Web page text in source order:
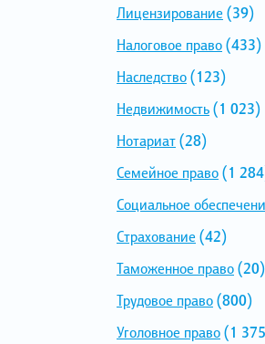
Лицензирование (39)
Налоговое право(433)
Наследство(123)
Недвижимость(1 023)
Нотариат(28)
Семейное право(1
Социальное
Страхование (42)
Таможенное право(20)
Трудовое право(800)
Уголовное право(1